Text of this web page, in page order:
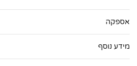
אספקה
מידע נוסף